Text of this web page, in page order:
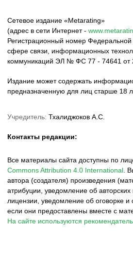
Сетевое издание «Metarating»
(адрес в сети Интернет -
Регистрационный номер
сфере связи, информационных
коммуникаций ЭЛ № ФС 77 - 74641 от
Издание может содержать
предназначенную для лиц старше 18
Учредитель: Тхалиджоков А.С.
Контакты редакции:
Все материалы сайта доступны по
Commons Attribution 4.0 International
автора (создателя) произведения
атрибуции, уведомление об авторских
лицензии, уведомление об оговорке и
если они предоставлены вместе с
На сайте используются